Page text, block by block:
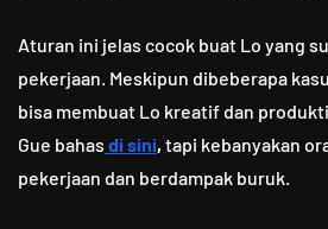
Aturan ini jelas cocok buat Lo yang
pekerjaan. Meskipun dibeberapa
bisa membuat Lo kreatif dan
Gue bahas di sini, tapi kebanyakan
pekerjaan dan berdampak buruk.